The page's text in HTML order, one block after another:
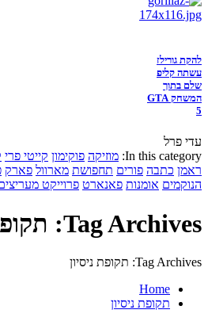
להקת גורילז
עשתה קליפ
שלם בתוך
המשחק GTA
5
עדי פרל
In this category: מוזיקה פוקימון קייטי פרי
ראמן כתבה פורים תחפושת מארוול פארק
הנוקמים אומנות פאנארט פרוייקט
Tag Archives: תקופת ניסיון
Tag Archives: תקופת ניסיון
Home
תקופת ניסיון